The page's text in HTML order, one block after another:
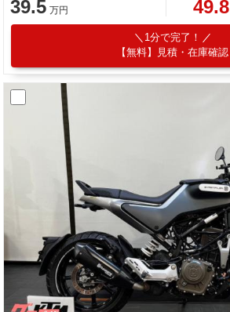
39.5 万円 49.8
1分で完了！
【無料】見積・在庫確認